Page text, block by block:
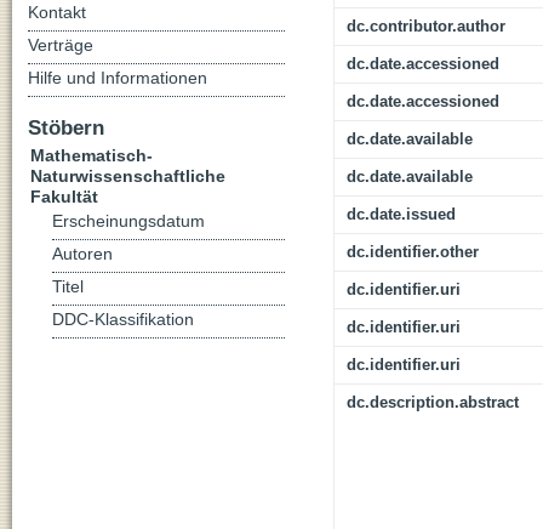
dc.contributor.author
dc.date.accessioned
dc.date.accessioned
dc.date.available
dc.date.available
dc.date.issued
dc.identifier.other
dc.identifier.uri
dc.identifier.uri
dc.identifier.uri
dc.description.abstract
Kontakt
Verträge
Hilfe und Informationen
Stöbern
Mathematisch-
Naturwissenschaftliche
Fakultät
Erscheinungsdatum
Autoren
Titel
DDC-Klassifikation